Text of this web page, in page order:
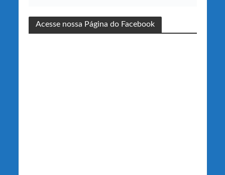
Acesse nossa Página do Facebook